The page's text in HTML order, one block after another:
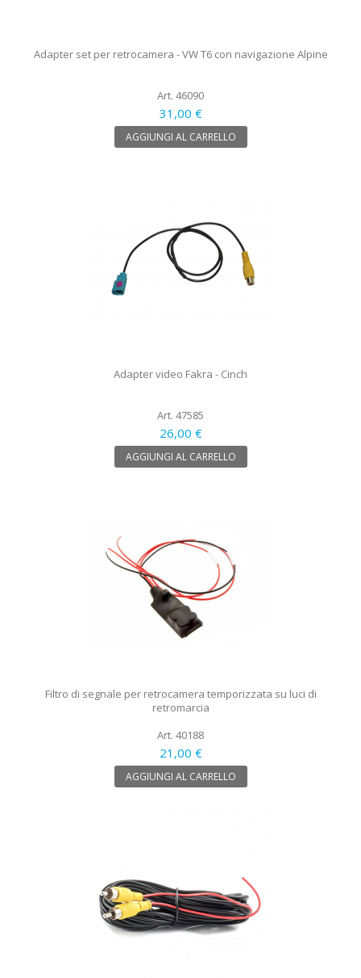
Adapter set per retrocamera - VW T6 con navigazione Alpine
Art. 46090
31,00 €
AGGIUNGI AL CARRELLO
Adapter video Fakra - Cinch
Art. 47585
26,00 €
AGGIUNGI AL CARRELLO
Filtro di segnale per retrocamera temporizzata su luci di
retromarcia
Art. 40188
21,00 €
AGGIUNGI AL CARRELLO